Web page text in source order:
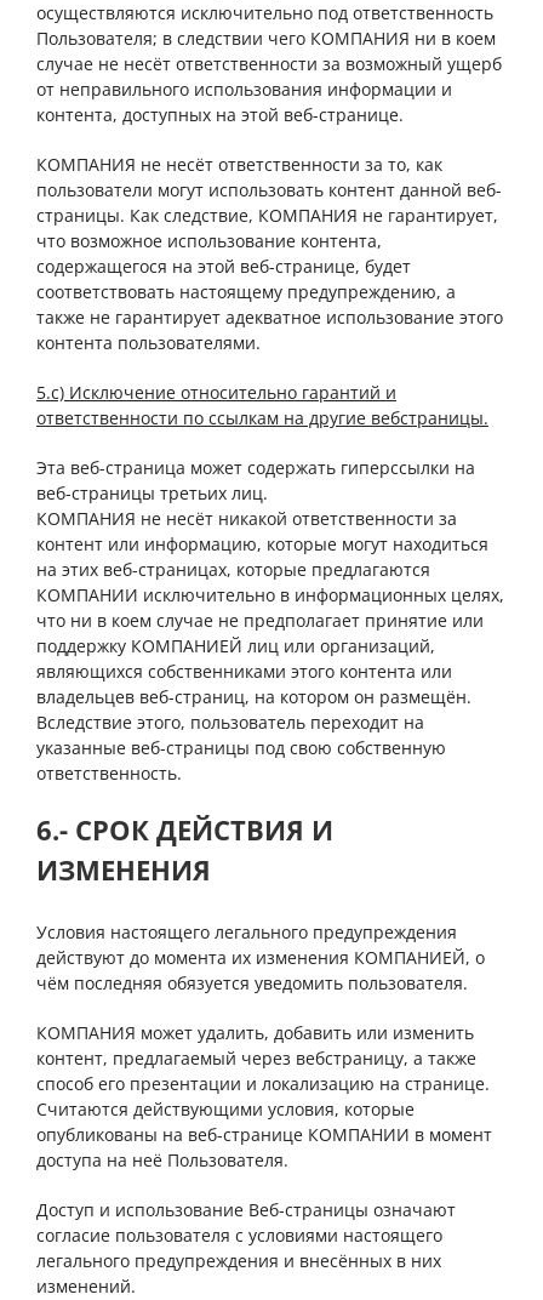
осуществляются исключительно под ответственность
Пользователя; в следствии чего КОМПАНИЯ ни в коем
случае не несёт ответственности за возможный ущерб
от неправильного использования информации и
контента, доступных на этой веб-странице.
КОМПАНИЯ не несёт ответственности за то, как
пользователи могут использовать контент данной веб-
страницы. Как следствие, КОМПАНИЯ не гарантирует,
что возможное использование контента,
содержащегося на этой веб-странице, будет
соответствовать настоящему предупреждению, а
также не гарантирует адекватное использование этого
контента пользователями.
5.c) Исключение относительно гарантий и
ответственности по ссылкам на другие вебстраницы.
Эта веб-страница может содержать гиперссылки на
веб-страницы третьих лиц.
КОМПАНИЯ не несёт никакой ответственности за
контент или информацию, которые могут находиться
на этих веб-страницах, которые предлагаются
КОМПАНИИ исключительно в информационных целях,
что ни в коем случае не предполагает принятие или
поддержку КОМПАНИЕЙ лиц или организаций,
являющихся собственниками этого контента или
владельцев веб-страниц, на котором он размещён.
Вследствие этого, пользователь переходит на
указанные веб-страницы под свою собственную
ответственность.
6.- СРОК ДЕЙСТВИЯ И
ИЗМЕНЕНИЯ
Условия настоящего легального предупреждения
действуют до момента их изменения КОМПАНИЕЙ, о
чём последняя обязуется уведомить пользователя.
КОМПАНИЯ может удалить, добавить или изменить
контент, предлагаемый через вебстраницу, а также
способ его презентации и локализацию на странице.
Считаются действующими условия, которые
опубликованы на веб-странице КОМПАНИИ в момент
доступа на неё Пользователя.
Доступ и использование Веб-страницы означают
согласие пользователя с условиями настоящего
легального предупреждения и внесённых в них
изменений.